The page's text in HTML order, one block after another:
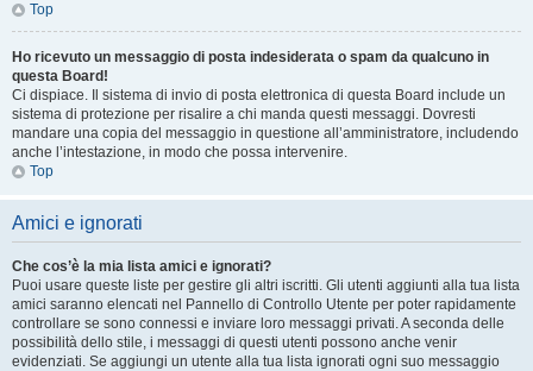
Top
Ho ricevuto un messaggio di posta indesiderata o spam da qualcuno in
questa Board!
Ci dispiace. Il sistema di invio di posta elettronica di questa Board include un
sistema di protezione per risalire a chi manda questi messaggi. Dovresti
mandare una copia del messaggio in questione all’amministratore, includendo
anche l’intestazione, in modo che possa intervenire.
Top
Amici e ignorati
Che cos’è la mia lista amici e ignorati?
Puoi usare queste liste per gestire gli altri iscritti. Gli utenti aggiunti alla tua lista
amici saranno elencati nel Pannello di Controllo Utente per poter rapidamente
controllare se sono connessi e inviare loro messaggi privati. A seconda delle
possibilità dello stile, i messaggi di questi utenti possono anche venir
evidenziati. Se aggiungi un utente alla tua lista ignorati ogni suo messaggio